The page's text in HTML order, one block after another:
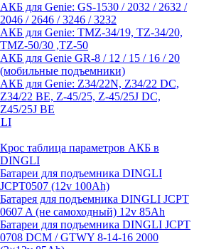
АКБ для Genie: GS-1530 / 2032 / 2632 /
2046 / 2646 / 3246 / 3232
АКБ для Genie: TMZ-34/19, TZ-34/20,
TMZ-50/30 ,TZ-50
АКБ для Genie GR-8 / 12 / 15 / 16 / 20
(мобильные подъемники)
АКБ для Genie: Z34/22N, Z34/22 DC,
Z34/22 BE, Z-45/25, Z-45/25J DC,
Z45/25J BE
Крос таблица параметров АКБ в
DINGLI
Батареи для подъемника DINGLI
JCPT0507 (12v 100Ah)
Батарея для подъемника DINGLI JCPT
0607 A (не самоходный) 12v 85Ah
Батареи для подъемника DINGLI JCPT
0708 DCM / GTWY 8-14-16 2000